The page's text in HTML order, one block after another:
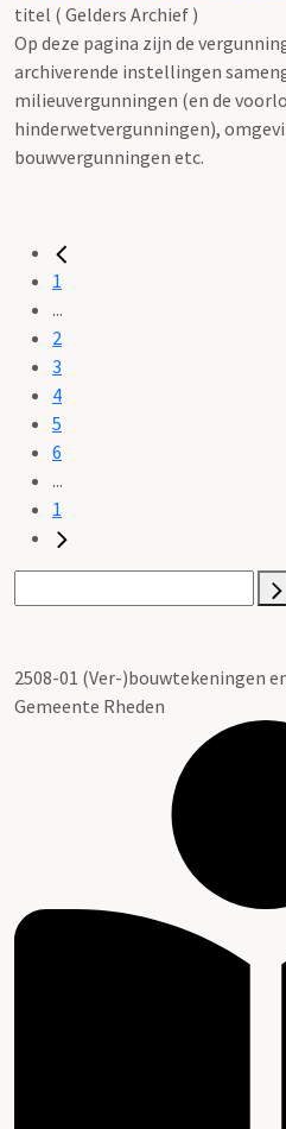
titel ( Gelders Archief )
Op deze pagina zijn de
archiverende instellingen
milieuvergunningen (en de
hinderwetvergunningen),
bouwvergunningen etc.
1
...
2
3
4
5
6
...
1
2508-01 (Ver-)bouwtekeningen
Gemeente Rheden